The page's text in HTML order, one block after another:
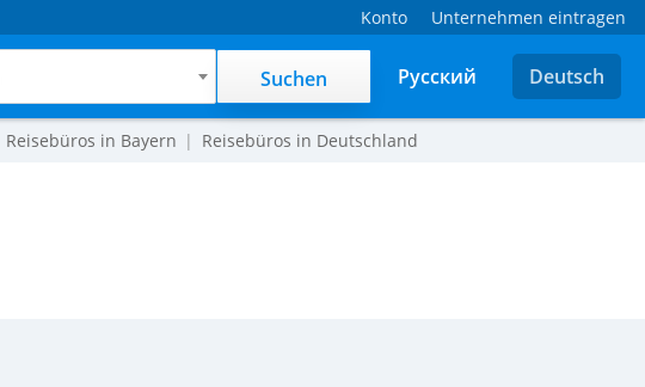
Konto Unternehmen eintragen
Suchen Русский Deutsch
Reisebüros in Bayern Reisebüros in Deutschland